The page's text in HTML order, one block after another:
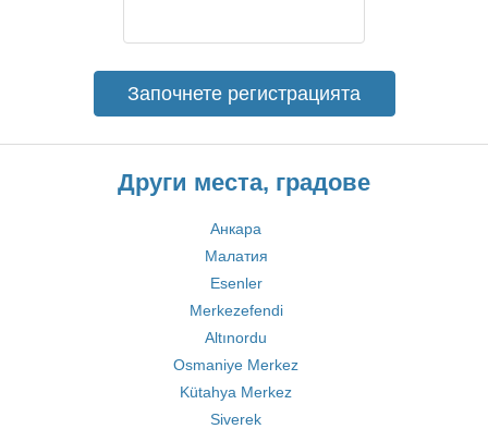
Започнете регистрацията
Други места, градове
Анкара
Малатия
Esenler
Merkezefendi
Altınordu
Osmaniye Merkez
Kütahya Merkez
Siverek